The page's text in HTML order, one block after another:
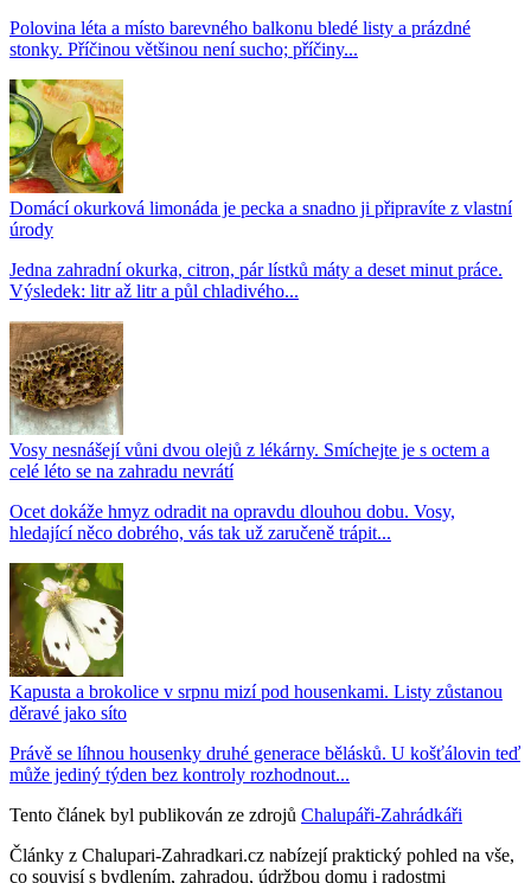
Polovina léta a místo barevného balkonu bledé listy a prázdné
stonky. Příčinou většinou není sucho; příčiny...
Domácí okurková limonáda je pecka a snadno ji připravíte z vlastní
úrody
Jedna zahradní okurka, citron, pár lístků máty a deset minut práce.
Výsledek: litr až litr a půl chladivého...
Vosy nesnášejí vůni dvou olejů z lékárny. Smíchejte je s octem a
celé léto se na zahradu nevrátí
Ocet dokáže hmyz odradit na opravdu dlouhou dobu. Vosy,
hledající něco dobrého, vás tak už zaručeně trápit...
Kapusta a brokolice v srpnu mizí pod housenkami. Listy zůstanou
děravé jako síto
Právě se líhnou housenky druhé generace bělásků. U košťálovin teď
může jediný týden bez kontroly rozhodnout...
Tento článek byl publikován ze zdrojů Chalupáři-Zahrádkáři
Články z Chalupari-Zahradkari.cz nabízejí praktický pohled na vše,
co souvisí s bydlením, zahradou, údržbou domu i radostmi